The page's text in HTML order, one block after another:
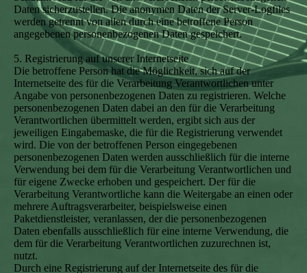
Daten sicherzustellen. Die anonymen Daten der Server-Logfiles
werden getrennt von allen durch eine betroffene Person
angegebenen personenbezogenen Daten gespeichert.
5. Registrierung auf unserer Internetseite
Die betroffene Person hat die Möglichkeit, sich auf der
Internetseite des für die Verarbeitung Verantwortlichen unter
Angabe von personenbezogenen Daten zu registrieren. Welche
personenbezogenen Daten dabei an den für die Verarbeitung
Verantwortlichen übermittelt werden, ergibt sich aus der
jeweiligen Eingabemaske, die für die Registrierung verwendet
wird. Die von der betroffenen Person eingegebenen
personenbezogenen Daten werden ausschließlich für die interne
Verwendung bei dem für die Verarbeitung Verantwortlichen und
für eigene Zwecke erhoben und gespeichert. Der für die
Verarbeitung Verantwortliche kann die Weitergabe an einen oder
mehrere Auftragsverarbeiter, beispielsweise einen
Paketdienstleister, veranlassen, der die personenbezogenen
Daten ebenfalls ausschließlich für eine interne Verwendung, die
dem für die Verarbeitung Verantwortlichen zuzurechnen ist,
nutzt.
Durch eine Registrierung auf der Internetseite des für die